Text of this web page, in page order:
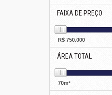
FAIXA DE PREÇO
R$ 750.000
ÁREA TOTAL
70m²